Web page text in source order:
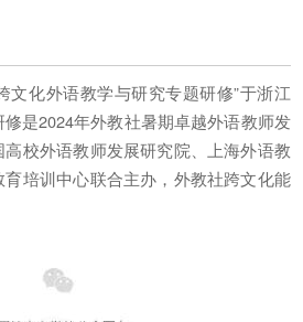
文化外语教学与研究专题研修”于浙江
是2024年外教社暑期卓越外语教师发
校外语教师发展研究院、上海外语教
培训中心联合主办，外教社跨文化能